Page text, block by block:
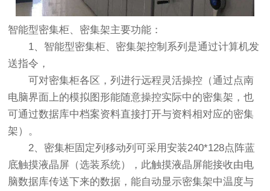
智能型密集柜、密集架主要功能：
1、智能型密集柜、密集架控制系列是通过计算机发
送指令，
可对密集柜各区，列进行远程灵活操控（通过点南
电脑界面上的模拟图形能随意操控实际中的密集架，也
可通过数据库中档案资料直接打开与资料相对应的密集
架）。
2、密集柜固定列移动列可采用安装240*128点阵蓝
底触摸液晶屏（选装系统），此触摸液晶屏能接收由电
脑数据库传送下来的数据，能自动显示密集架中温度与